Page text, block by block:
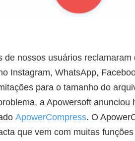
de nossos usuários
Instagram, WhatsApp,
para o tamanho do
a Apowersoft
ApowerCompress. O
que vem com muitas